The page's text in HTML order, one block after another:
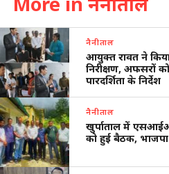
नैनीताल
आयुक्त रावत ने
निरीक्षण, अफसरों
पारदर्शिता के निर्देश
नैनीताल
खुर्पाताल में
को हुई बैठक,